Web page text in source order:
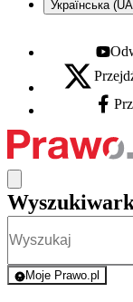
Українська
X - otwiera się
Moje Prawo.pl
- rejestracja i